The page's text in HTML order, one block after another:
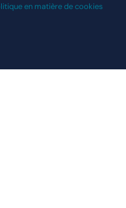
en matière de cookies